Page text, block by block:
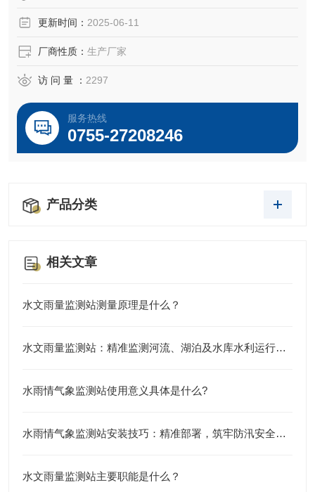
更新时间： 2025-06-11
厂商性质： 生产厂家
访 问 量 ： 2297
服务热线
0755-27208246
产品分类
相关文章
水文雨量监测站测量原理是什么？
水文雨量监测站：精准监测河流、湖泊及水库水利运行情况的关键工具
水雨情气象监测站使用意义具体是什么?
水雨情气象监测站安装技巧：精准部署，筑牢防汛安全屏障
水文雨量监测站主要职能是什么？